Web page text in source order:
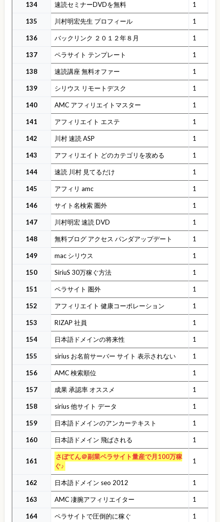
134 速読セミナーDVDを無料 1
135 川村明宏先生 プロフィール 1
136 バックリンク ２０１２年８月 1
137 ペラサイト テンプレート 1
138 速読講座 無料オファー 1
139 シリウス リモートデスク 1
140 AMC アフィリエイトマスター 1
141 アフィリエイト エステ 1
142 川村 速読 ASP 1
143 アフィリエイト どのカテゴリを攻める 1
144 速読 川村 見てるだけ 1
145 アフィリ amc 1
146 サイト名検索 圏外 1
147 川村明宏 速読 DVD 1
148 無料ブログ アクセス パンダアップデート 1
149 mac シリウス 1
150 SiriuS 30万稼ぐ方法 1
151 ペラサイト 圏外 1
152 アフィリエイト 健康コーポレーション 1
153 RIZAP 社員 1
154 日本語ドメインの将来性 1
155 sirius お名前サーバー サイト 表示されない 1
156 AMC 検索順位 1
157 成果 承認率 オススメ 1
158 sirius 他サイト データ 1
159 日本語ドメインのアンカーテキスト 1
160 日本語ドメイン 飛ばされる 1
161
さぼてん＠副業ペラサイト量産で月100万稼
ぐ♪
1
162 日本語ドメイン seo 2012 1
163 AMC 凄腕アフィリエイター 1
164 ペラサイトで圧倒的に稼ぐ 1